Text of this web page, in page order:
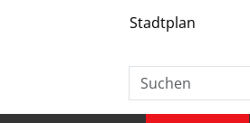
Stadtplan